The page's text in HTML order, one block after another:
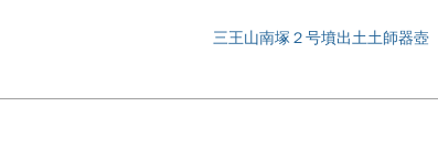
三王山南塚２号墳出土土師器壺